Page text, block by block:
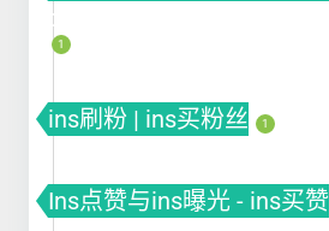
comment
1
ins刷粉 | ins买粉丝 1
Ins点赞与ins曝光 - ins买赞